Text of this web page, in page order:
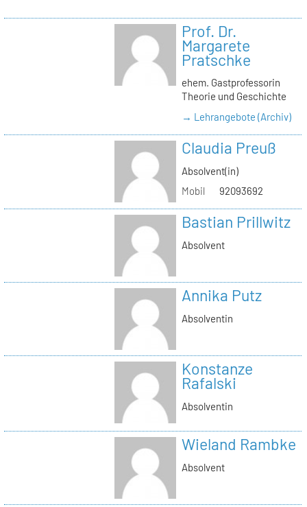
Prof. Dr.
Margarete
Pratschke
ehem. Gastprofessorin
Theorie und Geschichte
→ Lehrangebote (Archiv)
Claudia Preuß
Absolvent(in)
Mobil
92093692
Bastian Prillwitz
Absolvent
Annika Putz
Absolventin
Konstanze
Rafalski
Absolventin
Wieland Rambke
Absolvent